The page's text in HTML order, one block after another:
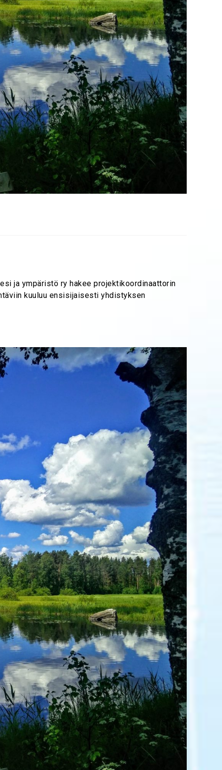
ja ympäristö ry hakee projektikoordinaattorin
kuuluu ensisijaisesti yhdistyksen